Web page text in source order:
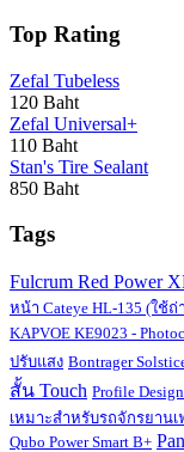
Top Rating
Zefal Tubeless
120 Baht
Zefal Universal+
110 Baht
Stan's Tire Sealant
850 Baht
Tags
Fulcrum Red Power
หน้า Cateye HL-135 (ใช้
KAPVOE KE9023 -
ปรับแสง Bontrager
สั้น Touch Profile
เหมาะสำหรับรถจักรยานเ
Qubo Power Smart B+